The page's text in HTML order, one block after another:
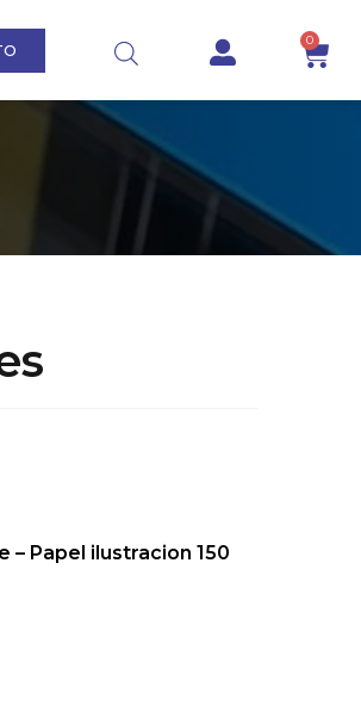
0
– Papel ilustracion 150